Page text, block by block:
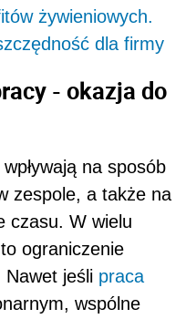
żywieniowych.
dla firmy
- okazja do
na sposób
zespole, a także na
czasu. W wielu
ograniczenie
Nawet jeśli praca
wspólne